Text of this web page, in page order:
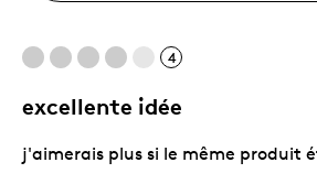
4
excellente idée
j'aimerais plus si le même produit